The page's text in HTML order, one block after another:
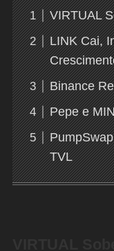
VIRTUAL
LINK Cai,
Binance
Pepe e
TVL